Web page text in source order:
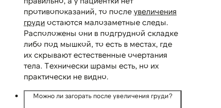
противопоказаний, то после увеличения
груди остаются малозаметные следы.
Расположены они в подгрудной складке
либо под мышкой, то есть в местах, где
их скрывают естественные очертания
тела. Технически шрамы есть, но их
практически не видно.
Можно ли загорать после увеличения груди?